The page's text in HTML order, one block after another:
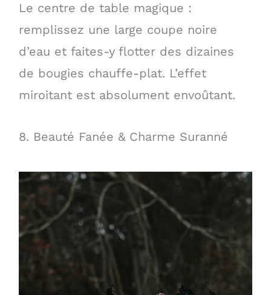
Le centre de table magique :
remplissez une large coupe noire
d’eau et faites-y flotter des dizaines
de bougies chauffe-plat. L’effet
miroitant est absolument envoûtant.
8. Beauté Fanée & Charme Suranné